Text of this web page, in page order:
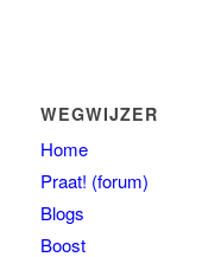
WEGWIJZER
Home
Praat! (forum)
Blogs
Boost